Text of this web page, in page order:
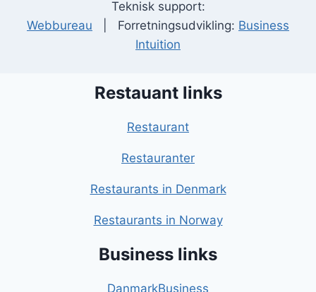
Teknisk support:
Webbureau | Forretningsudvikling: Business
Intuition
Restauant links
Restaurant
Restauranter
Restaurants in Denmark
Restaurants in Norway
Business links
DanmarkBusiness